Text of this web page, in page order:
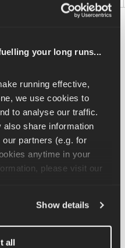
your long runs...
running effective,
we use cookies to
to analyse our traffic.
share information
partners (e.g. for
anytime in your
Show details
all
Flex 3.0
e lunghe distanze
regolabili, il passeggino
l'erba e i percorsi
ha un sacco di spazio,
Il grande parasole e il sedile
piccolo, anche quando corri
robusto e scorrevole.